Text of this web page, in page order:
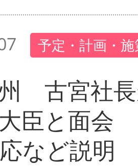
予定・計画・
州 古宮社
臣と面会
など説明